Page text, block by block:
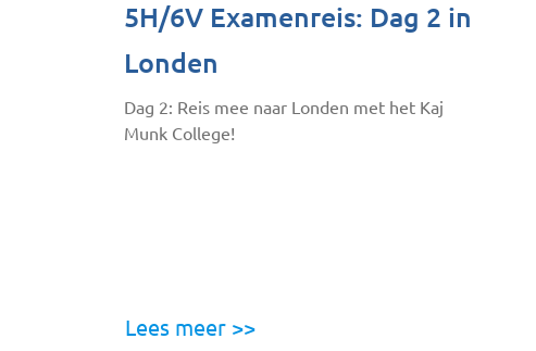
5H/6V Examenreis: Dag 2 in
Londen
Dag 2: Reis mee naar Londen met het Kaj
Munk College!
Lees meer >>